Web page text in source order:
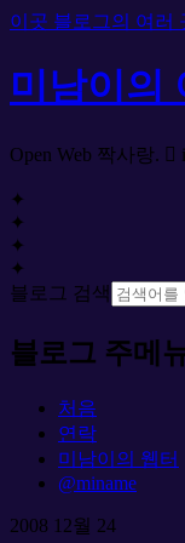
이곳 블로그의 여러
미남이의
Open Web 짝사랑. 
✦
✦
✦
✦
블로그 검색
블로그 주메
처음
연락
미남이의 웹터
@miname
2008 12월 24